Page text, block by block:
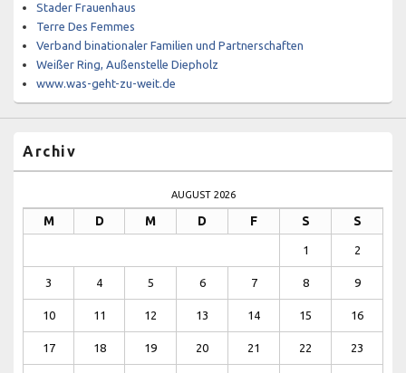
Stader Frauenhaus
Terre Des Femmes
Verband binationaler Familien und Partnerschaften
Weißer Ring, Außenstelle Diepholz
www.was-geht-zu-weit.de
Archiv
AUGUST 2026
M D M D F S S
1 2
3 4 5 6 7 8 9
10 11 12 13 14 15 16
17 18 19 20 21 22 23